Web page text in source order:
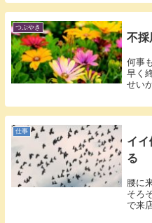
つぶやき
不採
何事
早く
せい
仕事
イ
る
腰に
そろ
で来